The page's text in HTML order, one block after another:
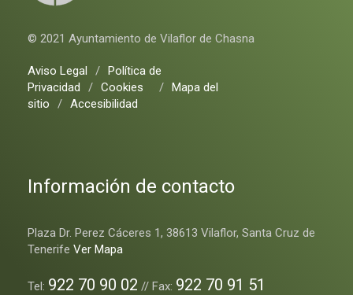
© 2021 Ayuntamiento de Vilaflor de Chasna
Aviso Legal / Política de
Privacidad
/ Cookies / Mapa del
sitio
/ Accesibilidad
Información de contacto
Plaza Dr. Perez Cáceres 1, 38613 Vilaflor, Santa Cruz de
Tenerife Ver Mapa
Tel: 922 70 90 02 // Fax: 922 70 91 51